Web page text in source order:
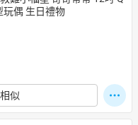
玩偶 生日禮物
似